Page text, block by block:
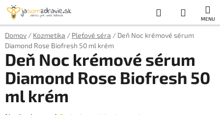
Prejsť
obsah
Hľadať
KOŠÍK
Domov / Kozmetika / Pleťové séra / Deň Noc krémové sérum
Diamond Rose Biofresh 50 ml krém
Deň Noc krémové sérum
Diamond Rose Biofresh 50
ml krém